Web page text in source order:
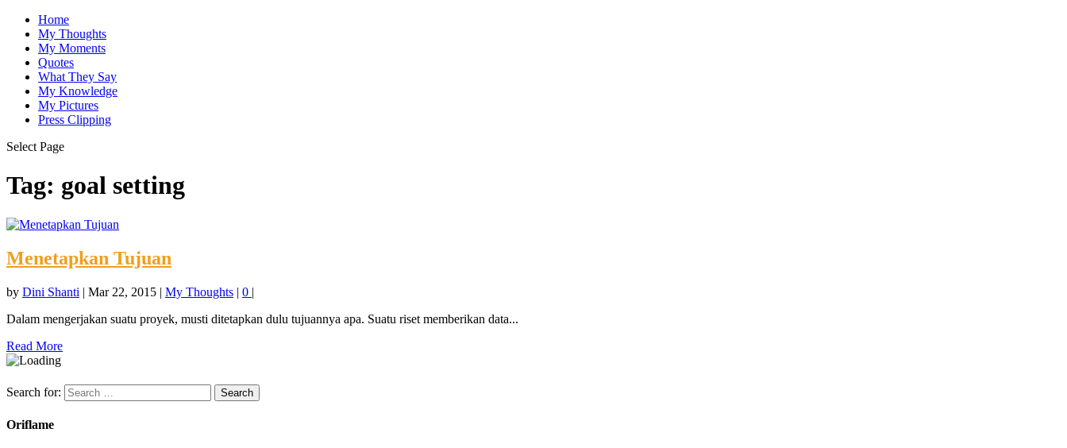
Home
My Thoughts
My Moments
Quotes
What They Say
My Knowledge
My Pictures
Press Clipping
Select Page
Tag: goal setting
Menetapkan Tujuan
by Dini Shanti | Mar 22, 2015 | My Thoughts | 0 |
Dalam mengerjakan suatu proyek, musti ditetapkan dulu tujuannya apa. Suatu riset memberikan data...
Read More
Search for:
Oriflame